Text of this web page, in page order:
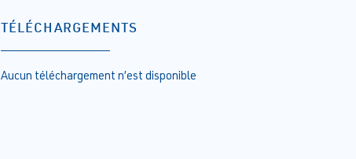
TÉLÉCHARGEMENTS
Aucun téléchargement n’est disponible